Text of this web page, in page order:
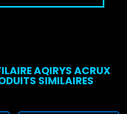
AQIRYS ACRUX
SIMILAIRES